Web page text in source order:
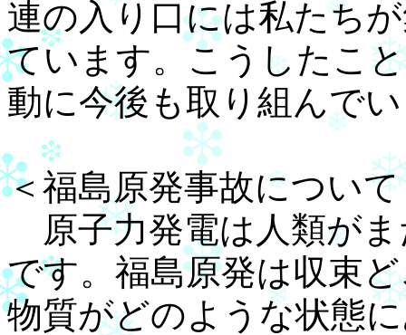
連の入り口には私たち
ています。こうしたこ
動に今後も取り組んで
＜福島原発事故につい
原子力発電は人類が
です。福島原発は収束
物質がどのような状態